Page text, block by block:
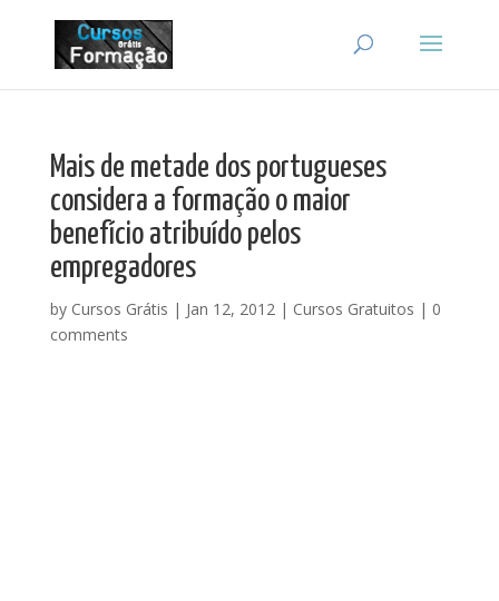
Mais de metade dos portugueses
considera a formação o maior
benefício atribuído pelos
empregadores
by Cursos Grátis | Jan 12, 2012| Cursos Gratuitos | 0
comments